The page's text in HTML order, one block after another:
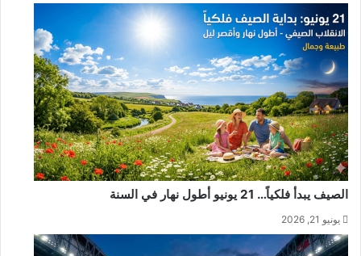
الصيف يبدأ فلكياً… 21 يونيو أطول نهار في السنة
يونيو 21, 2026